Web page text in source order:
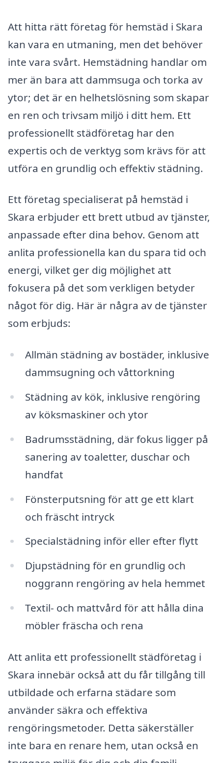
Att hitta rätt företag för hemstäd i Skara
kan vara en utmaning, men det behöver
inte vara svårt. Hemstädning handlar om
mer än bara att dammsuga och torka av
ytor; det är en helhetslösning som skapar
en ren och trivsam miljö i ditt hem. Ett
professionellt städföretag har den
expertis och de verktyg som krävs för att
utföra en grundlig och effektiv städning.
Ett företag specialiserat på hemstäd i
Skara erbjuder ett brett utbud av tjänster,
anpassade efter dina behov. Genom att
anlita professionella kan du spara tid och
energi, vilket ger dig möjlighet att
fokusera på det som verkligen betyder
något för dig. Här är några av de tjänster
som erbjuds:
Allmän städning av bostäder, inklusive
dammsugning och våttorkning
Städning av kök, inklusive rengöring
av köksmaskiner och ytor
Badrumsstädning, där fokus ligger på
sanering av toaletter, duschar och
handfat
Fönsterputsning för att ge ett klart
och fräscht intryck
Specialstädning inför eller efter flytt
Djupstädning för en grundlig och
noggrann rengöring av hela hemmet
Textil- och mattvård för att hålla dina
möbler fräscha och rena
Att anlita ett professionellt städföretag i
Skara innebär också att du får tillgång till
utbildade och erfarna städare som
använder säkra och effektiva
rengöringsmetoder. Detta säkerställer
inte bara en renare hem, utan också en